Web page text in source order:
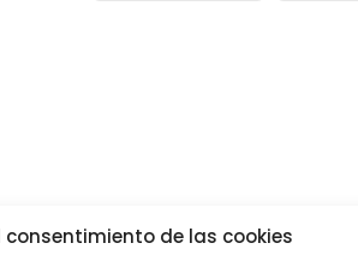
consentimiento de las cookies